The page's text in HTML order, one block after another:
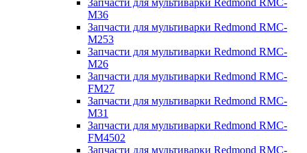
Запчасти для мультиварки Redmond RMC-
M36
Запчасти для мультиварки Redmond RMC-
M253
Запчасти для мультиварки Redmond RMC-
M26
Запчасти для мультиварки Redmond RMC-
FM27
Запчасти для мультиварки Redmond RMC-
M31
Запчасти для мультиварки Redmond RMC-
FM4502
Запчасти для мультиварки Redmond RMC-